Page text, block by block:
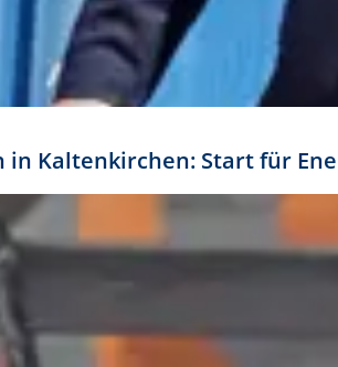
in Kaltenkirchen: Start für